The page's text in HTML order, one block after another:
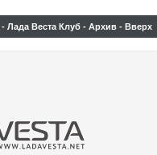
- Лада Веста Клуб - Архив - Вверх